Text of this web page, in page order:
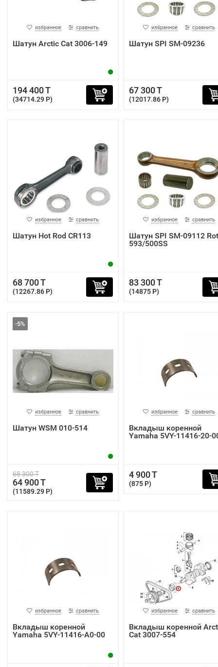
избранное сравнить
Шатун Arctic Cat 3006-149
194 400 T
(34714.29 P)
избранное сравнить
Шатун SPI SM-09236
67 300 T
(12017.86 P)
избранное сравнить
Шатун Hot Rod CR113
68 700 T
(12267.86 P)
избранное сравнить
Шатун SPI SM-09112
593/500SS
83 300 T
(14875 P)
-5%
избранное сравнить
Шатун WSM 010-514
68 300 T
64 900 T
(11589.29 P)
избранное сравнить
Вкладыш коренной
Yamaha 5VY-11416-20-
4 900 T
(875 P)
избранное сравнить
Вкладыш коренной
Yamaha 5VY-11416-A0-00
избранное сравнить
Вкладыш коренной
Cat 3007-554